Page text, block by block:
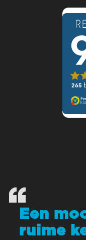
Een
ruime